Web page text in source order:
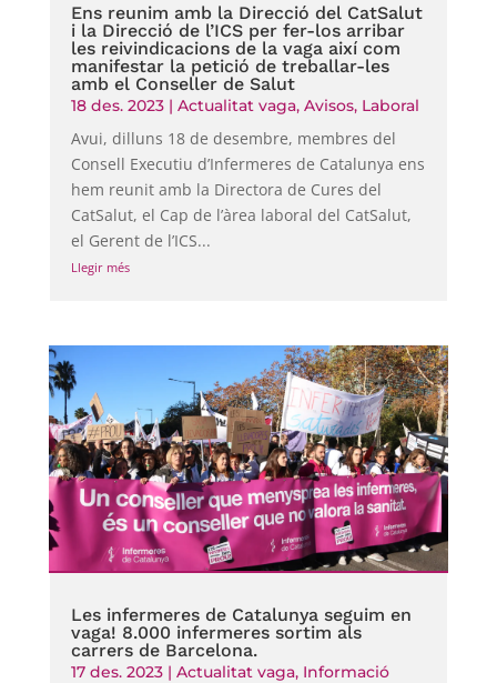
Ens reunim amb la Direcció del CatSalut
i la Direcció de l’ICS per fer-los arribar
les reivindicacions de la vaga així com
manifestar la petició de treballar-les
amb el Conseller de Salut
18 des. 2023| Actualitat vaga, Avisos, Laboral
Avui, dilluns 18 de desembre, membres del
Consell Executiu d’Infermeres de Catalunya ens
hem reunit amb la Directora de Cures del
CatSalut, el Cap de l’àrea laboral del CatSalut,
el Gerent de l’ICS...
Llegir més
Les infermeres de Catalunya seguim en
vaga! 8.000 infermeres sortim als
carrers de Barcelona.
17 des. 2023| Actualitat vaga, Informació